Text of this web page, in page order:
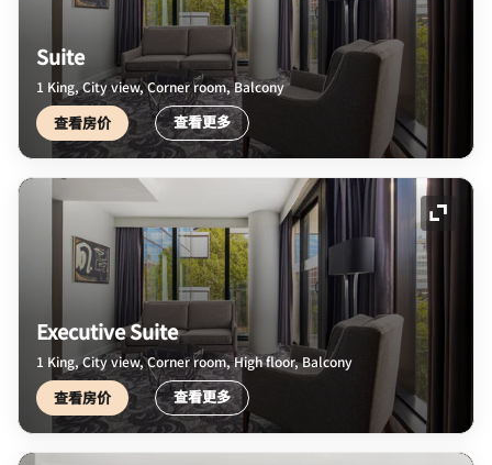
Suite
1 King, City view, Corner room, Balcony
查看房价 查看更多
展开
Executive Suite
1 King, City view, Corner room, High floor, Balcony
查看房价 查看更多